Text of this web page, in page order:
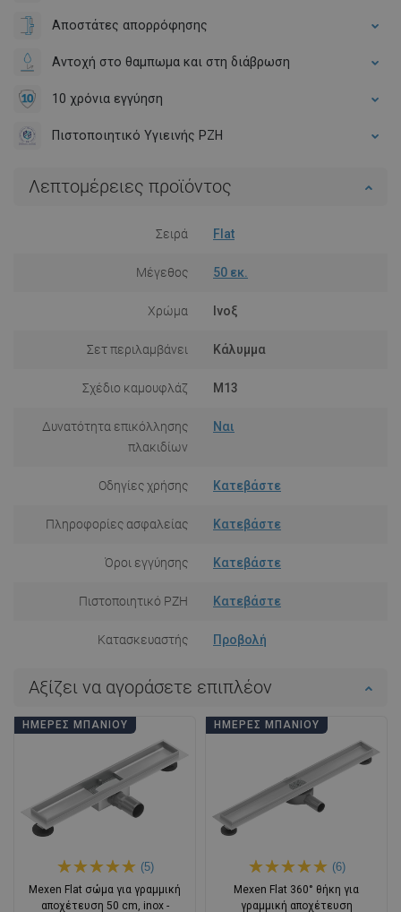
Αποστάτες απορρόφησης
Αντοχή στο θαμπωμα και στη διάβρωση
10 χρόνια εγγύηση
Πιστοποιητικό Υγιεινής PZH
Λεπτομέρειες προϊόντος
Σειρά Flat
Μέγεθος 50 εκ.
Χρώμα Ινοξ
Σετ περιλαμβάνει Κάλυμμα
Σχέδιο καμουφλάζ M13
Δυνατότητα επικόλλησης
πλακιδίων
Ναι
Οδηγίες χρήσης Κατεβάστε
Πληροφορίες ασφαλείας Κατεβάστε
Όροι εγγύησης Κατεβάστε
Πιστοποιητικό PZH Κατεβάστε
Κατασκευαστής Προβολή
Αξίζει να αγοράσετε επιπλέον
ΗΜΈΡΕΣ ΜΠΆΝΙΟΥ
(5)
Mexen Flat σώμα για γραμμική
αποχέτευση 50 cm, inox -
ΗΜΈΡΕΣ ΜΠΆΝΙΟΥ
(6)
Mexen Flat 360° θήκη για
γραμμική αποχέτευση